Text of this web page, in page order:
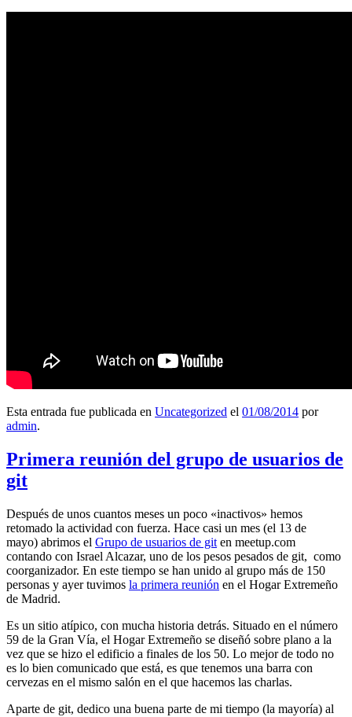
Esta entrada fue publicada en Uncategorized el 01/08/2014 por
admin.
Primera reunión del grupo de usuarios de
git
Después de unos cuantos meses un poco «inactivos» hemos
retomado la actividad con fuerza. Hace casi un mes (el 13 de
mayo) abrimos el Grupo de usuarios de git en meetup.com
contando con Israel Alcazar, uno de los pesos pesados de git, como
coorganizador. En este tiempo se han unido al grupo más de 150
personas y ayer tuvimos la primera reunión en el Hogar Extremeño
de Madrid.
Es un sitio atípico, con mucha historia detrás. Situado en el número
59 de la Gran Vía, el Hogar Extremeño se diseñó sobre plano a la
vez que se hizo el edificio a finales de los 50. Lo mejor de todo no
es lo bien comunicado que está, es que tenemos una barra con
cervezas en el mismo salón en el que hacemos las charlas.
Aparte de git, dedico una buena parte de mi tiempo (la mayoría) al